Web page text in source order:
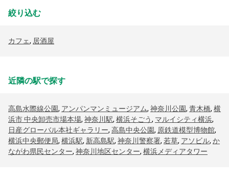
絞り込む
カフェ, 居酒屋
近隣の駅で探す
高島水際線公園, アンパンマンミュージアム, 神奈川公園, 青木橋, 横
浜市 中央卸売市場本場, 神奈川駅, 横浜そごう, マルイシティ横浜,
日産グローバル本社ギャラリー, 高島中央公園, 原鉄道模型博物館,
横浜中央郵便局, 横浜駅, 新高島駅, 神奈川警察署, 若草, アソビル, か
ながわ県民センター, 神奈川地区センター, 横浜メディアタワー